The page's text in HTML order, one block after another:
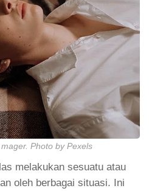
Photo by Pexels
melakukan sesuatu atau
oleh berbagai situasi. Ini